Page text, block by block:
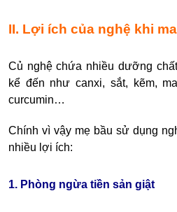
II. Lợi ích của nghệ khi
Củ nghệ chứa nhiều dưỡng
kể đến như canxi, sắt, kẽm,
curcumin…
Chính vì vậy mẹ bầu sử dụng
nhiều lợi ích:
1. Phòng ngừa tiền sản giật